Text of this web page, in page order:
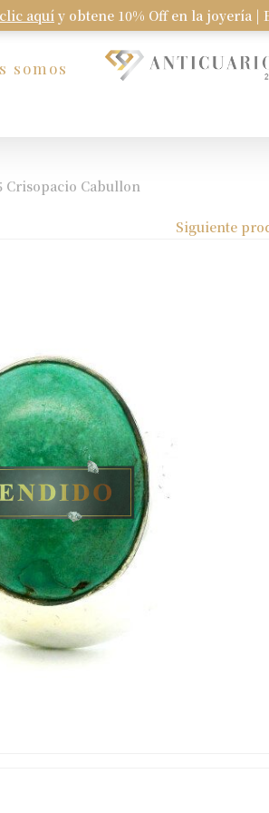
aquí y obtene 10% Off en la joyería |
somos
Crisopacio Cabullon
Siguiente